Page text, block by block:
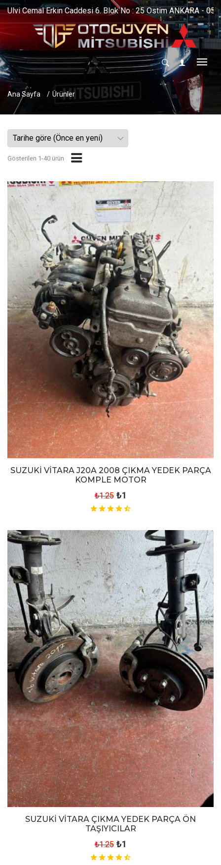
ANKARA - 0544 385 47 50 - 0533 739 40 04
Ana Sayfa Ürünler
Gösterilen 1-40 ürün
SUZUKİ VİTARA J20A 2008 ÇIKMA YEDEK PARÇA
KOMPLE MOTOR
₺1.25 ₺1
SUZUKİ VİTARA ÇIKMA YEDEK PARÇA ÖN
TAŞIYICILAR
₺1.25 ₺1